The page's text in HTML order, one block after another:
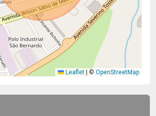
Leaflet © OpenStreetMap